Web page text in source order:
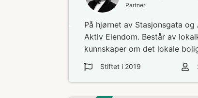
Partner
På hjørnet av Stasjonsgata
Aktiv Eiendom. Består av
kunnskaper om det lokale
Stiftet i 2019